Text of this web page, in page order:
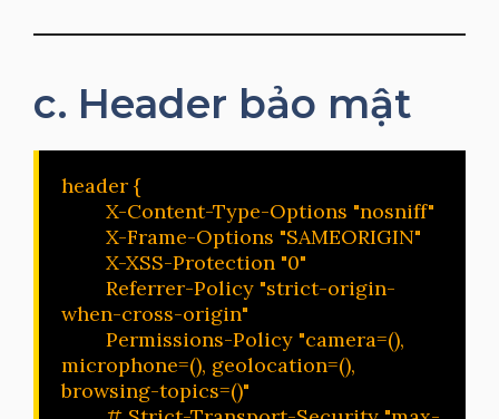
c. Header bảo mật
header {
when-cross-origin"
microphone=(), geolocation=(),
browsing-topics=()"